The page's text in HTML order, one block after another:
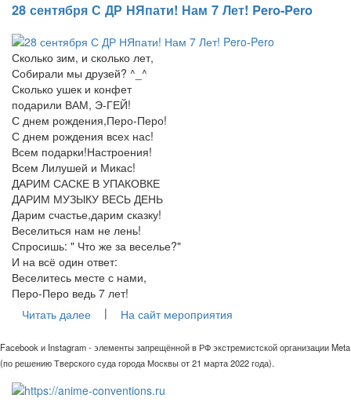
28 сентября С ДР НЯпати! Нам 7 Лет! Pero-Pero
Сколько зим, и сколько лет,
Собирали мы друзей? ^_^
Сколько ушек и конфет
подарили ВАМ, Э-ГЕЙ!
С днем рождения,Перо-Перо!
С днем рождения всех нас!
Всем подарки!Настроения!
Всем Лилушей и Микас!
ДАРИМ САСКЕ В УПАКОВКЕ
ДАРИМ МУЗЫКУ ВЕСЬ ДЕНЬ
Дарим счастье,дарим сказку!
Веселиться нам не лень!
Спросишь: " Что же за веселье?"
И на всё один ответ:
Веселитесь месте с нами,
Перо-Перо ведь 7 лет!
Читать далее
| На сайт мероприятия
Facebook и Instagram - элементы запрещённой в РФ экстремистской организации Meta
(по решению Тверского суда города Москвы от 21 марта 2022 года).